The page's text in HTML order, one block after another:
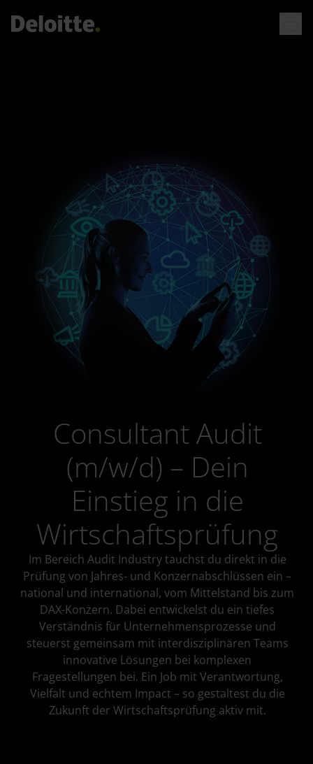
Consultant Audit
(m/w/d) – Dein
Einstieg in die
Wirtschaftsprüfung
Im Bereich Audit Industry tauchst du direkt in die
Prüfung von Jahres- und Konzernabschlüssen ein –
national und international, vom Mittelstand bis zum
DAX-Konzern. Dabei entwickelst du ein tiefes
Verständnis für Unternehmensprozesse und
steuerst gemeinsam mit interdisziplinären Teams
innovative Lösungen bei komplexen
Fragestellungen bei. Ein Job mit Verantwortung,
Vielfalt und echtem Impact – so gestaltest du die
Zukunft der Wirtschaftsprüfung aktiv mit.